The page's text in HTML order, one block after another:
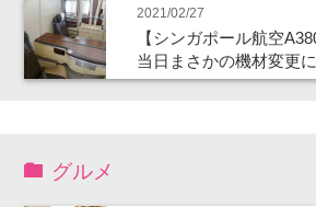
2021/02/27
【シンガポール航空
当日まさかの機材変更
グルメ